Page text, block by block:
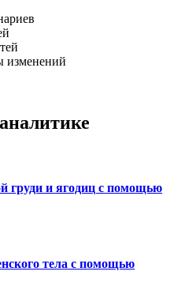
изменений
груди и ягодиц с помощью
тела с помощью